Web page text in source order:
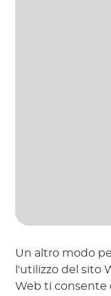
Un altro modo
l'utilizzo del sito
Web ti consente